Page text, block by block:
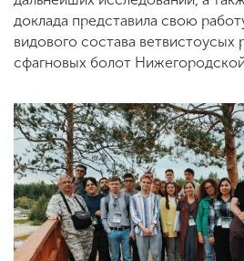
доклада представила свою
видового состава ветвистоусых
сфагновых болот